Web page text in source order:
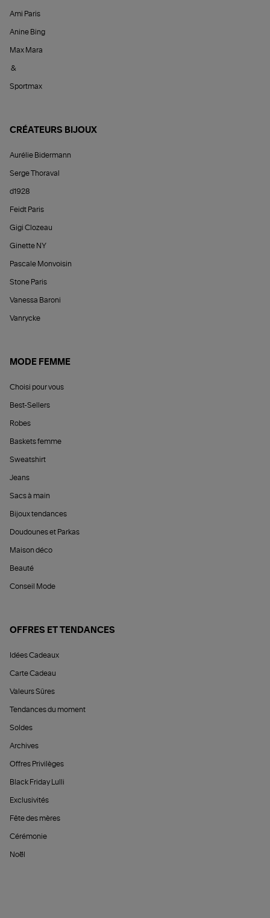
Ami Paris
Anine Bing
Max Mara
&
Sportmax
CRÉATEURS BIJOUX
Aurélie Bidermann
Serge Thoraval
d1928
Feidt Paris
Gigi Clozeau
Ginette NY
Pascale Monvoisin
Stone Paris
Vanessa Baroni
Vanrycke
MODE FEMME
Choisi pour vous
Best-Sellers
Robes
Baskets femme
Sweatshirt
Jeans
Sacs à main
Bijoux tendances
Doudounes et Parkas
Maison déco
Beauté
Conseil Mode
OFFRES ET TENDANCES
Idées Cadeaux
Carte Cadeau
Valeurs Sûres
Tendances du moment
Soldes
Archives
Offres Privilèges
Black Friday Lulli
Exclusivités
Fête des mères
Cérémonie
Noël